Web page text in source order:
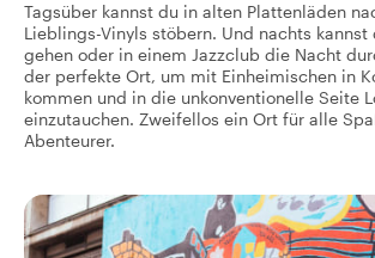
Tagsüber kannst du in alten Plattenläden
Lieblings-Vinyls stöbern. Und nachts kannst
gehen oder in einem Jazzclub die Nacht
der perfekte Ort, um mit Einheimischen in
kommen und in die unkonventionelle Seite
einzutauchen. Zweifellos ein Ort für alle
Abenteurer.